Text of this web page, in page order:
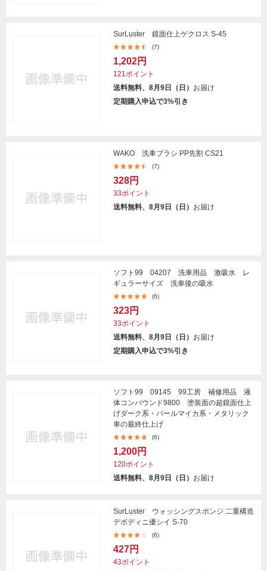
SurLuster 鏡面仕上ゲクロス S-45
(7)
1,202円
121ポイント
送料無料、8月9日（日） お届け
定期購入申込で3%引き
WAKO 洗車ブラシ PP先割 CS21
(7)
328円
33ポイント
送料無料、8月9日（日） お届け
ソフト99 04207 洗車用品 激吸水 レ
ギュラーサイズ 洗車後の吸水
(6)
323円
33ポイント
送料無料、8月9日（日） お届け
定期購入申込で3%引き
ソフト99 09145 99工房 補修用品 液
体コンパウンド9800 塗装面の超鏡面仕上
げダーク系・パールマイカ系・メタリック
車の最終仕上げ
(6)
1,200円
120ポイント
送料無料、8月9日（日） お届け
SurLuster ウォッシングスポンジ 二重構造
デボディニ優シイ S-70
(6)
427円
43ポイント